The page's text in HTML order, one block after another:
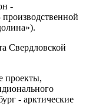
-
Свердловской
проекты,
- арктические